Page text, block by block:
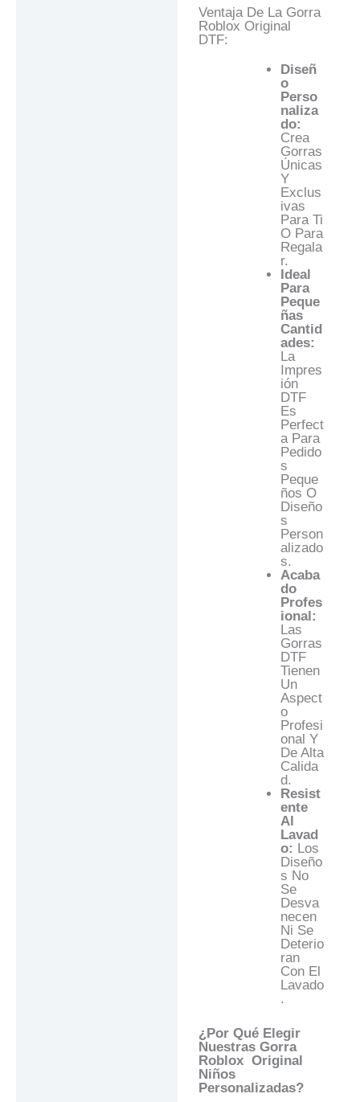
Ventaja De La Gorra
Roblox Original
DTF:
Diseñ
O
Perso
Naliza
Do:
Crea
Gorras
Únicas
Y
Exclus
Ivas
Para Ti
O Para
Regala
R.
Ideal
Para
Peque
Ñas
Cantid
Ades:
La
Impres
Ión
DTF
Es
Perfect
A Para
Pedido
S
Peque
Ños O
Diseño
S
Person
Alizado
S.
Acaba
Do
Profes
Ional:
Las
Gorras
DTF
Tienen
Un
Aspect
O
Profesi
Onal Y
De Alta
Calida
D.
Resist
Ente
Al
Lavad
O: Los
Diseño
S No
Se
Desva
Necen
Ni Se
Deterio
Ran
Con El
Lavado
.
¿Por Qué Elegir
Nuestras Gorra
RobloxOriginal
Niños
Personalizadas?